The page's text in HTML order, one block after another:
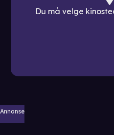
Du må velge
Annonse